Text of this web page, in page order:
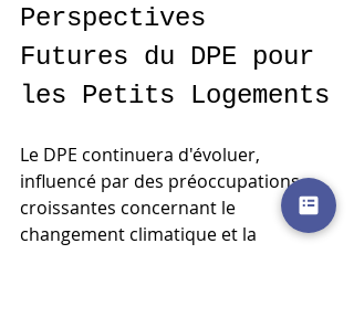
Perspectives
Futures du DPE pour
les Petits Logements
Le DPE continuera d'évoluer,
influencé par des préoccupations
croissantes concernant le
changement climatique et la